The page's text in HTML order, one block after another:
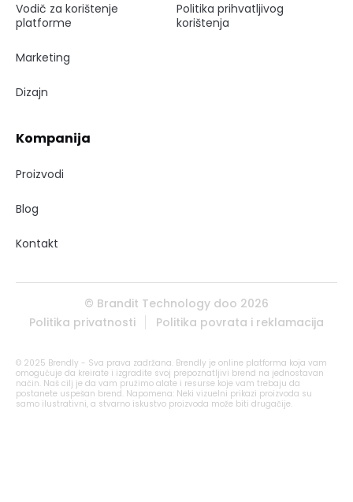
Vodič za korištenje
platforme
Marketing
Dizajn
Politika prihvatljivog
korištenja
Kompanija
Proizvodi
Blog
Kontakt
© Brandit Technology doo 2026
Politika privatnosti
Politika povrata i reklamacija
© 2025 Brendly - Sva prava zadržana. Brendly je online platforma koja vam
omogućuje da kreirate i izgradite svoj prepoznatljivi brend na jednostavan
način. Naš cilj je da vam pružimo alate i resurse koje vam trebaju da
postanete uspešan brend. Napomena: Neki vizuelni prikazi proizvoda su
samo ilustrativni, a stvarno iskustvo proizvoda može biti drugačije.